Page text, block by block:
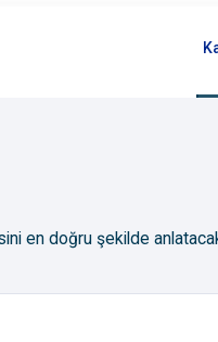
en doğru şekilde